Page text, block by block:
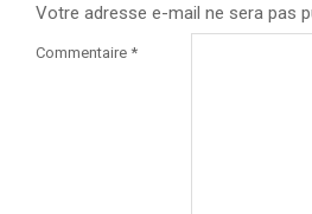
Votre adresse e-mail ne sera pas
Commentaire *